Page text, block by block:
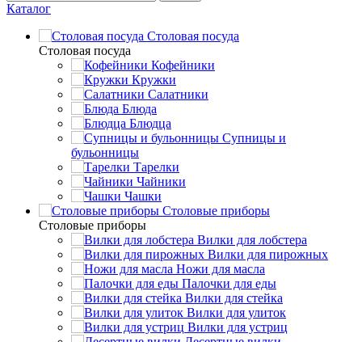
Каталог
Столовая посуда
Столовая посуда
Кофейники
Кружки
Салатники
Блюда
Блюдца
Супницы и
бульонницы
Тарелки
Чайники
Чашки
Cтоловые приборы
Cтоловые приборы
Вилки для лобстера
Вилки для пирожных
Ножи для масла
Палочки для еды
Вилки для стейка
Вилки для улиток
Вилки для устриц